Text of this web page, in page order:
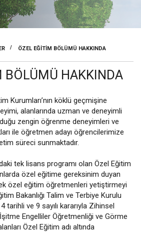
/ ÖZEL EĞITIM BÖLÜMÜ HAKKINDA
BÖLÜMÜ HAKKINDA
Kurumları’nın köklü geçmişine
alanlarında uzman ve deneyimli
zengin öğrenme deneyimleri ve
ile öğretmen adayı öğrencilerimize
süreci sunmaktadır.
tek lisans programı olan Özel Eğitim
özel eğitime gereksinim duyan
özel eğitim öğretmenleri yetiştirmeyi
Bakanlığı Talim ve Terbiye Kurulu
tarihli ve 9 sayılı kararıyla Zihinsel
Engelliler Öğretmenliği ve Görme
Özel Eğitim adı altında